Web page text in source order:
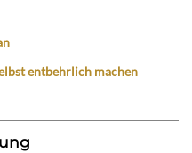
entbehrlich machen